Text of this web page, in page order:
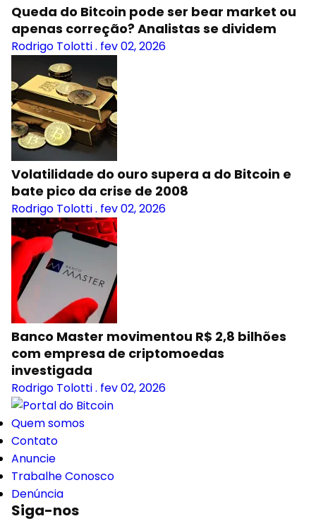
Queda do Bitcoin pode ser bear market ou
apenas correção? Analistas se dividem
Rodrigo Tolotti. fev 02, 2026
Volatilidade do ouro supera a do Bitcoin e
bate pico da crise de 2008
Rodrigo Tolotti. fev 02, 2026
Banco Master movimentou R$ 2,8 bilhões
com empresa de criptomoedas
investigada
Rodrigo Tolotti. fev 02, 2026
Quem somos
Contato
Anuncie
Trabalhe Conosco
Denúncia
Siga-nos